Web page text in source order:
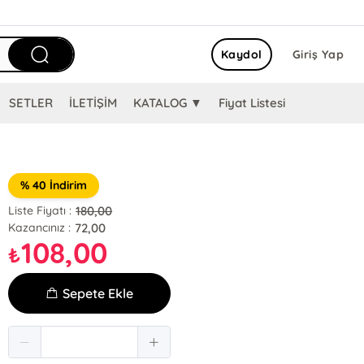
Giriş Yap
Kaydol
SETLER İLETİŞİM KATALOG ▼ Fiyat Listesi
% 40 İndirim
Liste Fiyatı : 180,00
Kazancınız : 72,00
₺108,00
Sepete Ekle